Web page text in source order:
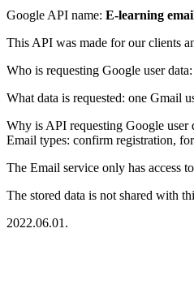
Google API name: E-learning
This API was made for our clients
Who is requesting Google user
What data is requested: one Gmail
Why is API requesting Google user
Email types: confirm registration,
The Email service only has access
The stored data is not shared with
2022.06.01.